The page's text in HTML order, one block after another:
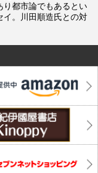
り都市論でもあるとい
イ。川田順造氏との対